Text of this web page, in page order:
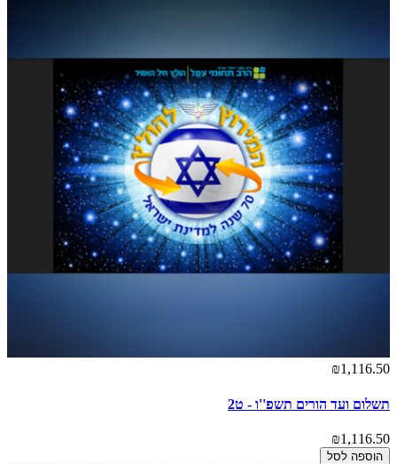
₪1,116.50
תשלום ועד הורים תשפ''ו - ט2
₪1,116.50
הוספה לסל